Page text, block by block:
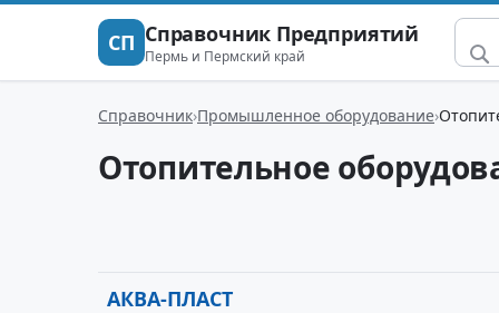
СП Справочник Предприятий
Пермь и Пермский край
Справочник Промышленное оборудование
Отопительное
АКВА-ПЛАСТ